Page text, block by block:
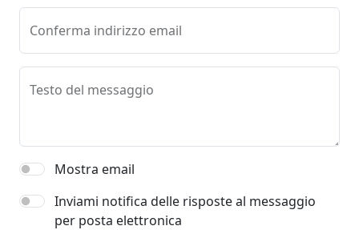
Conferma indirizzo email
Testo del messaggio
Mostra email
Inviami notifica delle risposte al messaggio
per posta elettronica